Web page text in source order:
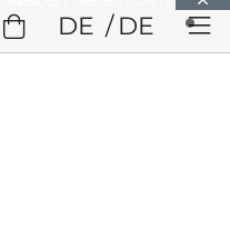
HauptinhaltWeiter zu
DE DE